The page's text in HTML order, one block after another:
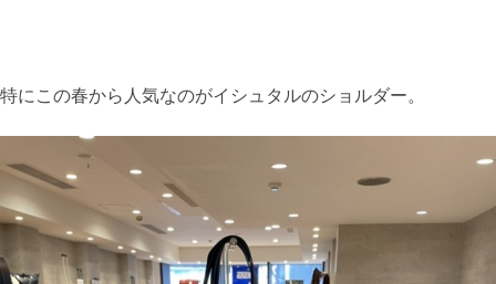
特にこの春から人気なのがイシュタルのショルダー。